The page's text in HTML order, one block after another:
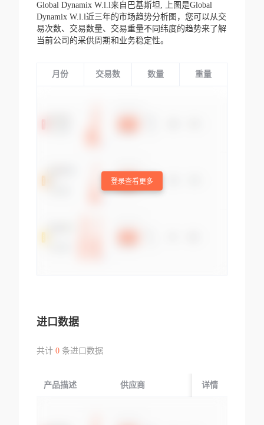
Global Dynamix W.l.l来自巴基斯坦,
上图是Global
Dynamix W.l.l近三年的市场趋势分析图，您可以从交
易次数、交易数量、交易重量不同纬度的趋势来了解
当前公司的采供周期和业务稳定性。
月份 交易数 数量 重量
登录查看更多
进口数据
共计 0条进口数据
产品描述 供应商 起运国/地区
详情